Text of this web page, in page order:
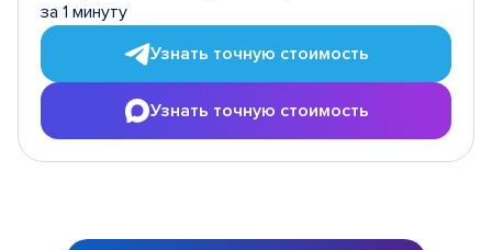
за 1 минуту
Узнать точную стоимость
Узнать точную стоимость